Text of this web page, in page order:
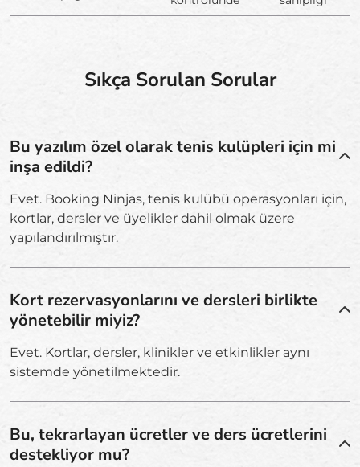
Sıkça Sorulan Sorular
Bu yazılım özel olarak tenis kulüpleri için mi
inşa edildi?
Evet. Booking Ninjas, tenis kulübü operasyonları için,
kortlar, dersler ve üyelikler dahil olmak üzere
yapılandırılmıştır.
Kort rezervasyonlarını ve dersleri birlikte
yönetebilir miyiz?
Evet. Kortlar, dersler, klinikler ve etkinlikler aynı
sistemde yönetilmektedir.
Bu, tekrarlayan ücretler ve ders ücretlerini
destekliyor mu?